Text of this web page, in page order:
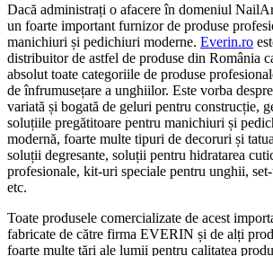
Dacă administrați o afacere în domeniul
un foarte important furnizor de produse
manichiuri și pedichiuri moderne. Everin.ro
distribuitor de astfel de produse din România
absolut toate categoriile de produse
de înfrumusețare a unghiilor. Este vorba
variată și bogată de geluri pentru construcție,
soluțiile pregătitoare pentru manichiuri și
modernă, foarte multe tipuri de decoruri și
soluții degresante, soluții pentru hidratarea
profesionale, kit-uri speciale pentru unghii,
etc.
Toate produsele comercializate de acest
fabricate de către firma EVERIN și de alți
foarte multe țări ale lumii pentru calitatea